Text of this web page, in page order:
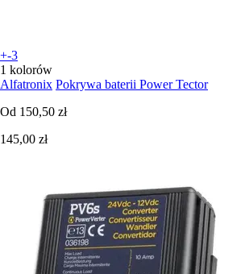
+-3
1 kolorów
Alfatronix Pokrywa baterii Power Tector
Od 150,50 zł
145,00 zł